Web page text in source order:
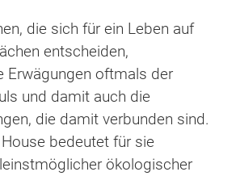
die sich für ein Leben auf
entscheiden,
Erwägungen oftmals der
und damit auch die
die damit verbunden sind.
bedeutet für sie
ökologischer